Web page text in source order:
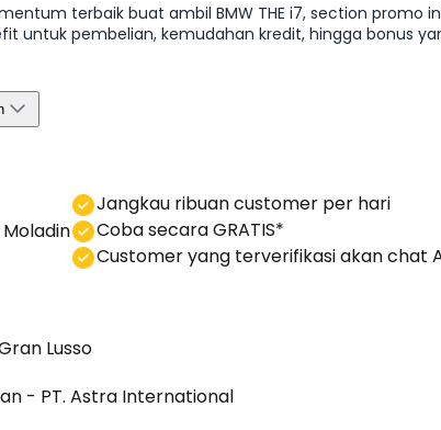
terbaik buat ambil BMW THE i7, section promo
untuk pembelian, kemudahan kredit, hingga bonus
Moladin
⁠Jangkau ribuan customer per hari
Coba secara GRATIS*
⁠⁠Customer yang terverifikasi akan chat
Lusso
- PT. Astra International